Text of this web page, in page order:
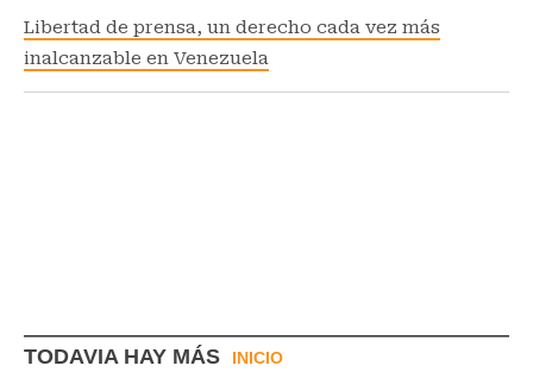
Libertad de prensa, un derecho cada vez más
inalcanzable en Venezuela
TODAVIA HAY MÁS INICIO